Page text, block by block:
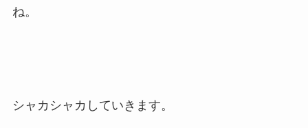
ね。
シャカシャカしていきます。